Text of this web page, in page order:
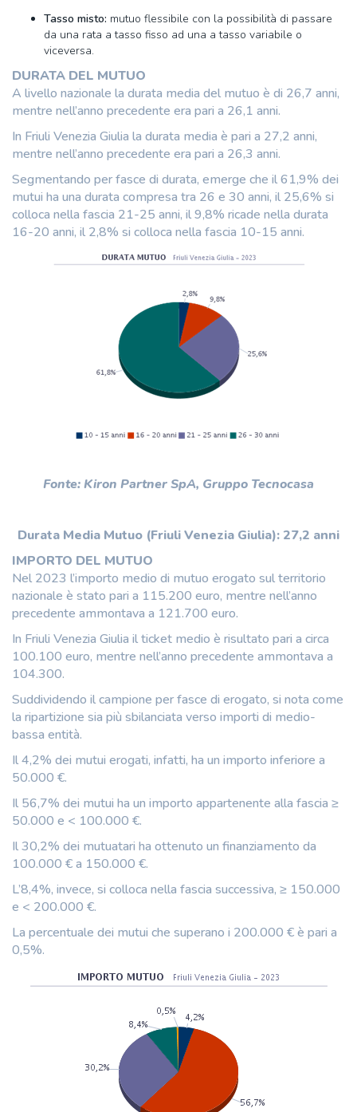
Tasso misto: mutuo flessibile con la possibilità di passare
da una rata a tasso fisso ad una a tasso variabile o
viceversa.
DURATA DEL MUTUO
A livello nazionale la durata media del mutuo è di 26,7 anni,
mentre nell’anno precedente era pari a 26,1 anni.
In Friuli Venezia Giulia la durata media è pari a 27,2 anni,
mentre nell’anno precedente era pari a 26,3 anni.
Segmentando per fasce di durata, emerge che il 61,9% dei
mutui ha una durata compresa tra 26 e 30 anni, il 25,6% si
colloca nella fascia 21-25 anni, il 9,8% ricade nella durata
16-20 anni, il 2,8% si colloca nella fascia 10-15 anni.
Fonte: Kiron Partner SpA, Gruppo Tecnocasa
Durata Media Mutuo (Friuli Venezia Giulia): 27,2 anni
IMPORTO DEL MUTUO
Nel 2023 l’importo medio di mutuo erogato sul territorio
nazionale è stato pari a 115.200 euro, mentre nell’anno
precedente ammontava a 121.700 euro.
In Friuli Venezia Giulia il ticket medio è risultato pari a circa
100.100 euro, mentre nell’anno precedente ammontava a
104.300.
Suddividendo il campione per fasce di erogato, si nota come
la ripartizione sia più sbilanciata verso importi di medio-
bassa entità.
Il 4,2% dei mutui erogati, infatti, ha un importo inferiore a
50.000 €.
Il 56,7% dei mutui ha un importo appartenente alla fascia ≥
50.000 e < 100.000 €.
Il 30,2% dei mutuatari ha ottenuto un finanziamento da
100.000 € a 150.000 €.
L’8,4%, invece, si colloca nella fascia successiva, ≥ 150.000
e < 200.000 €.
La percentuale dei mutui che superano i 200.000 € è pari a
0,5%.